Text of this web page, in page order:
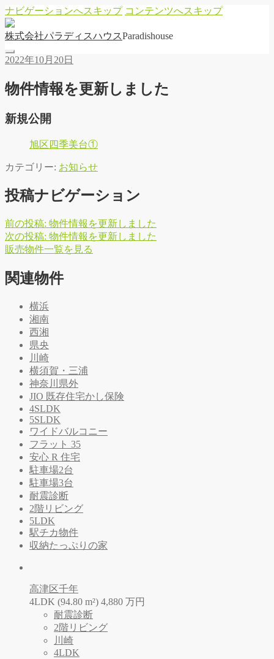
ナビゲーションへスキップ コンテンツへスキップ
株式会社パラディ スハウ スParadishouse
2022年10月20日
物件情報を更新しました
新規公開
旭区四季美台①
カテゴリー: お知らせ
投稿ナビゲーション
前の投稿: 物件情報を更新しました
次の投稿: 物件情報を更新しました
販売物件一覧を 見る
関連物件
横浜
湘南
西湘
県央
川崎
横須賀・三浦
神奈川県外
JIO 既存住宅かし保険
4SLDK
5SLDK
ワイドバルコニー
フラット 35
安心 R 住宅
駐車場2台
駐車場3台
耐震診断
2階リビング
5LDK
駅チカ物件
収納たっぷりの家
高津区千年
4LDK (94.80 m²) 4,880 万円
耐震診断
2階リビング
川崎
4LDK